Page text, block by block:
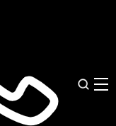
-成人高
夜-女人
二区-狠
999精品